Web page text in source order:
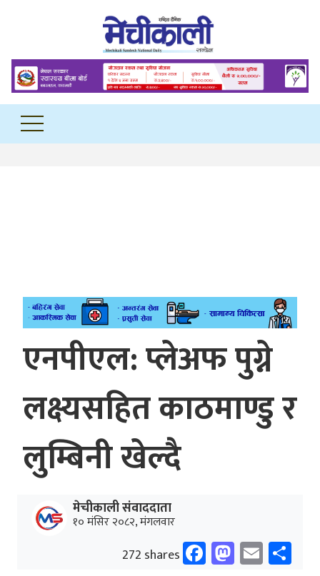
एनपीएल: प्लेअफ पुग्ने
लक्ष्यसहित काठमाण्डु र
लुम्बिनी खेल्दै
मेचीकाली संवाददाता
१० मंसिर २०८२, मंगलवार
272 shares Facebook
Email